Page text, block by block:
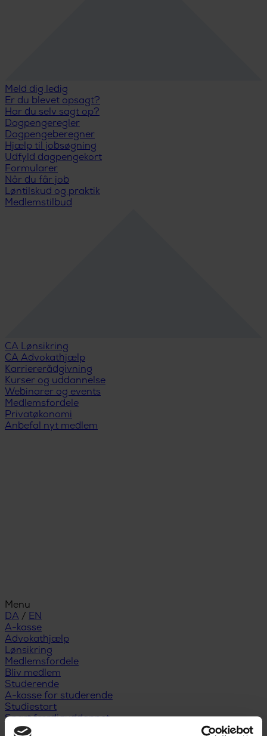
Meld dig ledig
Er du blevet opsagt?
Har du selv sagt op?
Dagpengeregler
Dagpengeberegner
Hjælp til jobsøgning
Udfyld dagpengekort
Formularer
Når du får job
Løntilskud og praktik
Medlemstilbud
CA Lønsikring
CA Advokathjælp
Karriererådgivning
Kurser og uddannelse
Webinarer og events
Medlemsfordele
Privatøkonomi
Anbefal nyt medlem
Menu
DA / EN
A-kasse
Advokathjælp
Lønsikring
Medlemsfordele
Bliv medlem
Studerende
A-kasse for studerende
Studiestart
Snart færdiguddannet
Nyuddannet